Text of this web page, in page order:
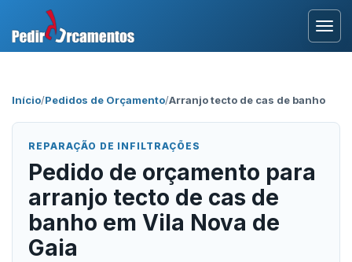
Início/Pedidos de Orçamento/Arranjo tecto de cas de banho
REPARAÇÃO DE INFILTRAÇÕES
Pedido de orçamento para
arranjo tecto de cas de
banho em Vila Nova de
Gaia
Área Profissional
Como Funciona?
Testemunhos